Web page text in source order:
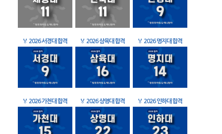
🏅 2026 서경대 합격 🏅 2026 삼육대 합격 🏅 2026 명지대 합격
🏅 2026 가천대 합격 🏅 2026 상명대 합격 🏅 2026 인하대 합격